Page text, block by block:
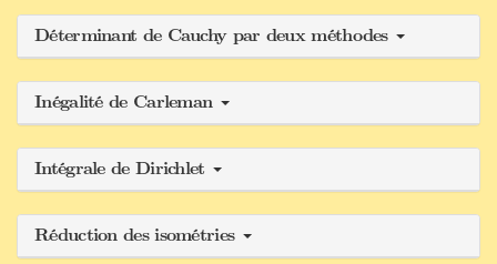
Déterminant de Cauchy par deux méthodes
Inégalité de Carleman
Intégrale de Dirichlet
Réduction des isométries